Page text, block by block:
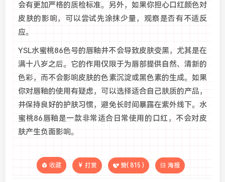
会有更加严格的质检标准。另外，如果你担心口红颜色对
皮肤的影响，可以尝试先涂抹少量，观察是否有不适反
应。
YSL水蜜桃86色号的唇釉并不会导致皮肤变黑，尤其是在
满十八岁之后。它的作用仅限于为唇部提供自然、清新的
色彩，而不会影响皮肤的色素沉淀或黑色素的生成。如果
你对唇釉的使用有疑虑，可以选择适合自己肤质的产品，
并保持良好的护肤习惯，避免长时间暴露在紫外线下。水
蜜桃86唇釉是一款非常适合日常使用的口红，不会对皮
肤产生负面影响。
收藏 打赏 赞( 815 ) 海报